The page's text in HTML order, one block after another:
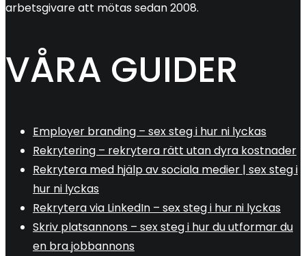
arbetsgivare att mötas sedan 2008.
VÅRA GUIDER
Employer branding – sex steg i hur ni lyckas
Rekrytering – rekrytera rätt utan dyra kostnader
Rekrytera med hjälp av sociala medier | sex steg i
hur ni lyckas
Rekrytera via LinkedIn – sex steg i hur ni lyckas
Skriv platsannons – sex steg i hur du utformar du
en bra jobbannons